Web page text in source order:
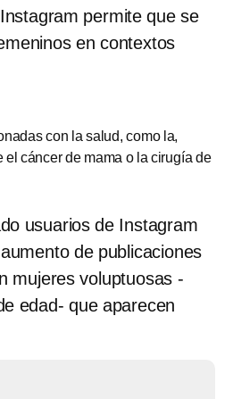
permite que se
en contextos
con la salud, como la,
cáncer de mama o la cirugía de
usuarios de Instagram
de publicaciones
mujeres voluptuosas -
edad- que aparecen